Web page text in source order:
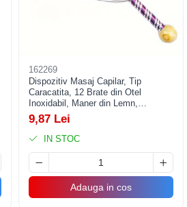
162269
Dispozitiv Masaj Capilar, Tip
Caracatita, 12 Brate din Otel
Inoxidabil, Maner din Lemn,
Stimulare Circulatie Sanguina,
Accelerarea Cresterii Parului, Anti-
Stres, Multicolor
9,87 Lei
IN STOC
Adauga in cos